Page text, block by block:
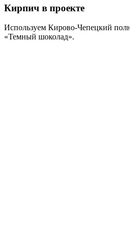
Кирпич в проекте
Используем Кирово-Чепецкий
«Темный шоколад».